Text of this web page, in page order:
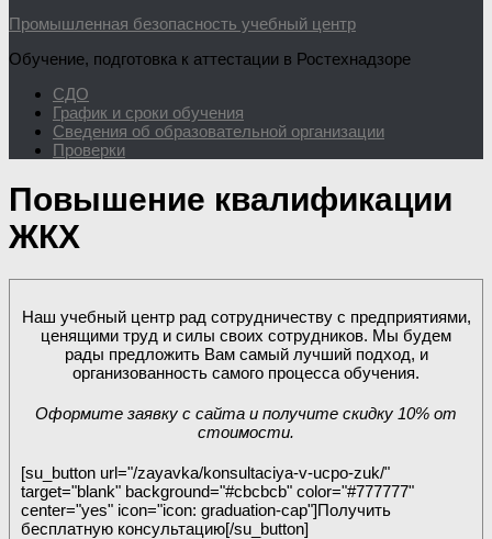
Промышленная безопасность учебный центр
Обучение, подготовка к аттестации в Ростехнадзоре
СДО
График и сроки обучения
Сведения об образовательной организации
Проверки
Повышение квалификации
ЖКХ
Наш учебный центр рад сотрудничеству с предприятиями,
ценящими труд и силы своих сотрудников. Мы будем
рады предложить Вам самый лучший подход, и
организованность самого процесса обучения.
Оформите заявку с сайта и получите скидку 10% от
стоимости.
[su_button url="/zayavka/konsultaciya-v-ucpo-zuk/"
target="blank" background="#cbcbcb" color="#777777"
center="yes" icon="icon: graduation-cap"]Получить
бесплатную консультацию[/su_button]